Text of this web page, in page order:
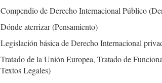
Compendio de Derecho Internacional Público
Dónde aterrizar (Pensamiento)
Legislación básica de Derecho Internacional
Tratado de la Unión Europea, Tratado de
Textos Legales)